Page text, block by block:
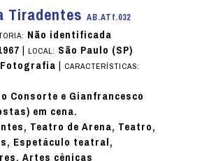
Tiradentes AB.ATf.032
Não identificada
| LOCAL: São Paulo (SP)
Fotografia| CARACTERÍSTICAS:
Consorte e Gianfrancesco
em cena.
Teatro de Arena, Teatro,
Espetáculo teatral,